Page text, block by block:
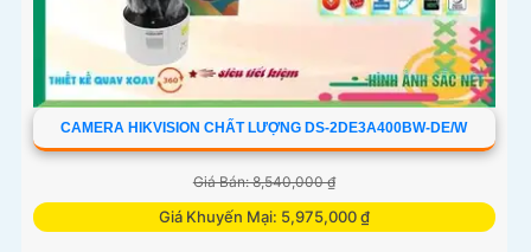
CAMERA HIKVISION CHẤT LƯỢNG DS-2DE3A400BW-DE/W
Giá Bán: 8,540,000 ₫
Giá Khuyến Mại: 5,975,000 ₫